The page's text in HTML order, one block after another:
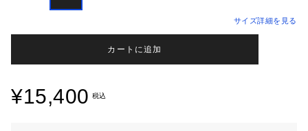
サイズ詳細を見る
カートに追加
¥15,400 税込